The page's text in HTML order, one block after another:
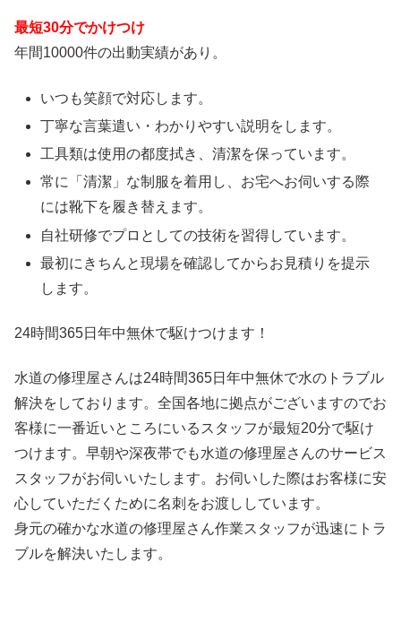
最短30分でかけつけ
年間10000件の出動実績があり。
いつも笑顔で対応します。
丁寧な言葉遣い・わかりやすい説明をします。
工具類は使用の都度拭き、清潔を保っています。
常に「清潔」な制服を着用し、お宅へお伺いする際
には靴下を履き替えます。
自社研修でプロとしての技術を習得しています。
最初にきちんと現場を確認してからお見積りを提示
します。
24時間365日 年中無休で駆けつけます！
水道の修理屋さんは24時間365日年中無休で水のトラブル
解決をしております。全国各地に拠点がございますのでお
客様に一番近いところにいるスタッフが最短20分で駆け
つけます。早朝や深夜帯でも水道の修理屋さんのサービス
スタッフがお伺いいたします。お伺いした際はお客様に安
心していただくために名刺をお渡ししています。
身元の確かな水道の修理屋さん作業スタッフが迅速にトラ
ブルを解決いたします。